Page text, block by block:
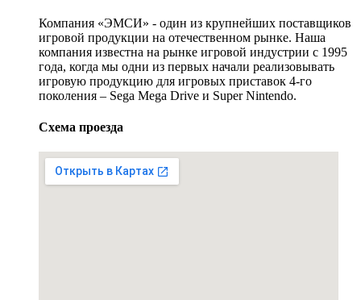
Компания «ЭМСИ» - один из крупнейших поставщиков
игровой продукции на отечественном рынке. Наша
компания известна на рынке игровой индустрии с 1995
года, когда мы одни из первых начали реализовывать
игровую продукцию для игровых приставок 4-го
поколения – Sega Mega Drive и Super Nintendo.
Схема проезда